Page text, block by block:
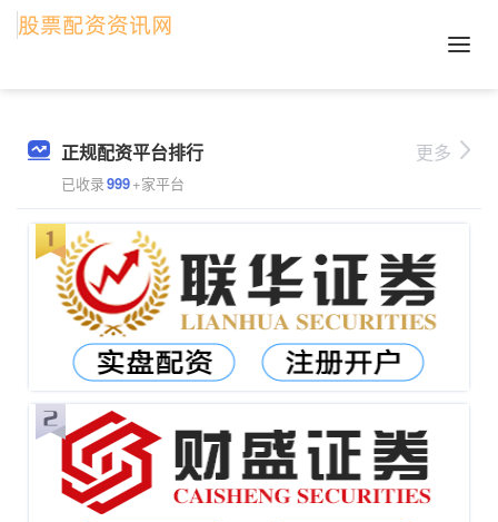
正规配资平台排行
已收录999+家平台
更多